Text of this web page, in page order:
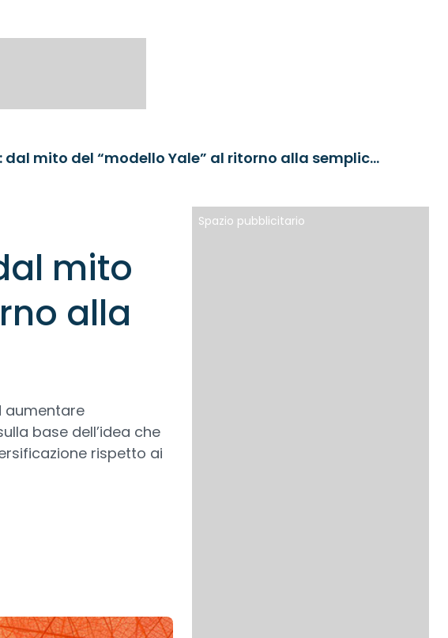
Investimenti alternativi: dal mito del “modello Yale” al ritorno alla semplicità
mito
alla
aumentare
base dell’idea che
rispetto ai
Spazio pubblicitario